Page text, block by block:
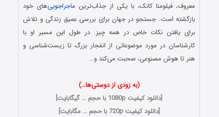
معروف، فیلومنا کانک، با یکی از جذاب‌ترین ماجراجویی‌های خود
بازگشته است. جستجو در جهان برای بررسی عمیق زندگی و تلاش
برای یافتن نکات خاص در همه چیز. در طول این مسیر او با
کارشناسان در مورد موضوعاتی از انفجار بزرگ تا زیست‌شناسی و
هنر تا هوش مصنوعی، صحبت می‌کند و…
(به زودی از دوستی‌ها…)
[دانلود کیفیت 1080p با حجم … گیگابایت
]
[دانلود کیفیت 720p با حجم … مگابایت
]